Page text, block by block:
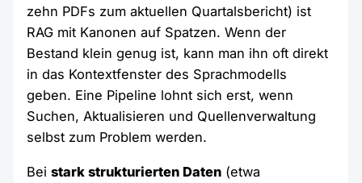
zehn PDFs zum aktuellen Quartalsbericht) ist
RAG mit Kanonen auf Spatzen. Wenn der
Bestand klein genug ist, kann man ihn oft direkt
in das Kontextfenster des Sprachmodells
geben. Eine Pipeline lohnt sich erst, wenn
Suchen, Aktualisieren und Quellenverwaltung
selbst zum Problem werden.
Beistark strukturierten Daten (etwa